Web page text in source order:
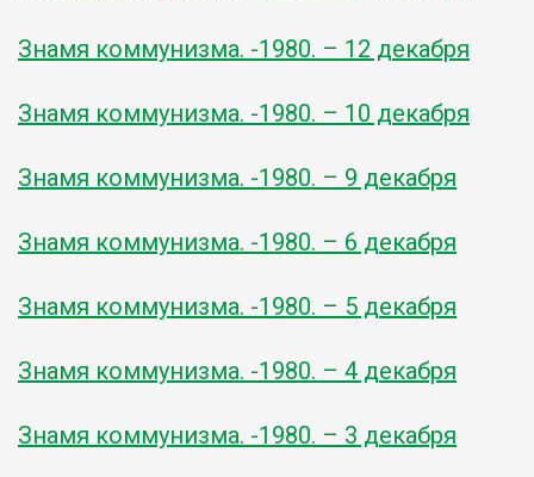
Знамя коммунизма. -1980. – 12 декабря
Знамя коммунизма. -1980. – 10 декабря
Знамя коммунизма. -1980. – 9 декабря
Знамя коммунизма. -1980. – 6 декабря
Знамя коммунизма. -1980. – 5 декабря
Знамя коммунизма. -1980. – 4 декабря
Знамя коммунизма. -1980. – 3 декабря